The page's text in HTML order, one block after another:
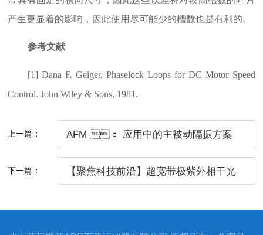
产生更显着的影响，因此使用尽可能少的槽数也是有利的。
参考文献
[1] Dana F. Geiger. Phaselock Loops for DC Motor Speed
Control. John Wiley & Sons, 1981.
上一篇： AFM ： 应用中的主被动隔振方案
下一篇： 【聚焦科技前沿】超宽带极紫外相干光